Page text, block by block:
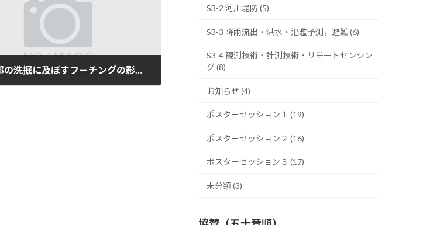
橋脚底部の洗掘に及ぼすフーチングの影響に関する基礎的実験
S3-2 河川堤防 (5)
S3-3 降雨流出・洪水・氾濫予測，避難 (6)
S3-4 観測技術・計測技術・リモートセンシン
グ (8)
お知らせ (4)
ポスターセッション１ (19)
ポスターセッション２ (16)
ポスターセッション３ (17)
未分類 (3)